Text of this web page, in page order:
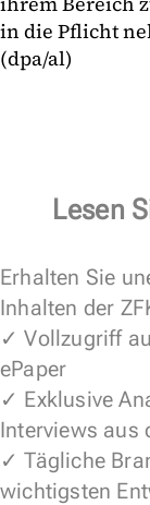
in die Pflicht
(dpa/al)
Lesen
Erhalten Sie
Inhalten der
✓ Vollzugriff
ePaper
✓ Exklusive
Interviews aus
✓ Tägliche
wichtigsten